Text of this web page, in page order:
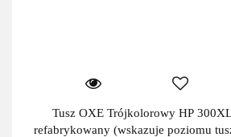
Tusz OXE Trójkolorowy HP
refabrykowany (wskazuje poziomu